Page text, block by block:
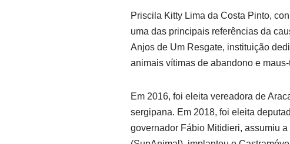
Priscila Kitty Lima da Costa Pinto,
uma das principais referências da
Anjos de Um Resgate, instituição
animais vítimas de abandono e maus-
Em 2016, foi eleita vereadora de
sergipana. Em 2018, foi eleita
governador Fábio Mitidieri, assumiu